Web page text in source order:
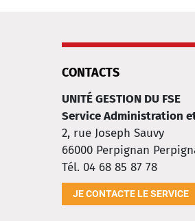
CONTACTS
UNITÉ GESTION DU FSE
Service Administration
2, rue Joseph Sauvy
66000 Perpignan
Tél. 04 68 85 87 78
JE CONTACTE LE SERVICE